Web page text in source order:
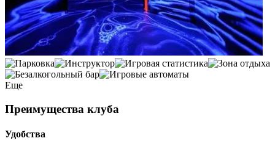
Еще
Преимущества клуба
Удобства